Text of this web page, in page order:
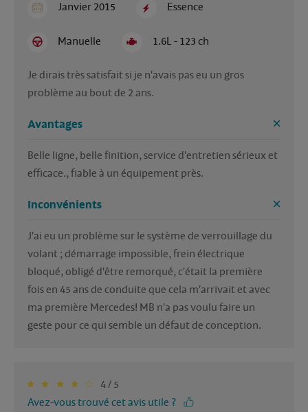
Janvier 2015 Essence
Manuelle 1.6L - 123 ch
Je dirais très satisfait si je n'avais pas eu un gros
problème au bout de 2 ans.
Avantages
Belle ligne, belle finition, service d'entretien sérieux et
efficace., fiable à un équipement près.
Inconvénients
J'ai eu un problème sur le système de verrouillage du
volant ; démarrage impossible, frein électrique
bloqué, obligé d'être remorqué, c'était la première
fois en 45 ans de conduite que cela m'arrivait et avec
ma première Mercedes! MB n'a pas voulu faire un
geste pour ce qui semble un défaut de conception.
4 / 5
Avez-vous trouvé cet avis utile ?